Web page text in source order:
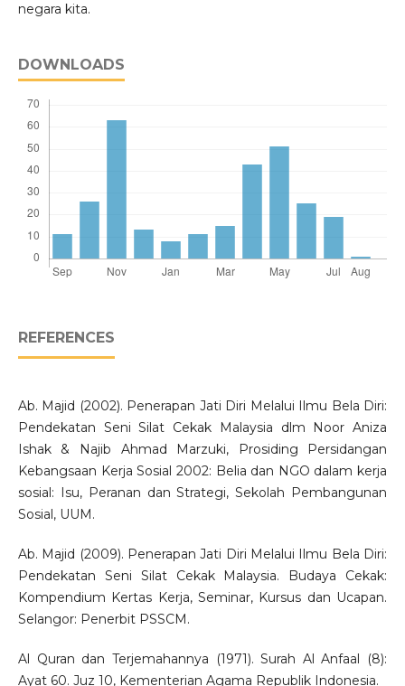
negara kita.
DOWNLOADS
REFERENCES
Ab. Majid (2002). Penerapan Jati Diri Melalui Ilmu Bela Diri:
Pendekatan Seni Silat Cekak Malaysia dlm Noor Aniza
Ishak & Najib Ahmad Marzuki, Prosiding Persidangan
Kebangsaan Kerja Sosial 2002: Belia dan NGO dalam kerja
sosial: Isu, Peranan dan Strategi, Sekolah Pembangunan
Sosial, UUM.
Ab. Majid (2009). Penerapan Jati Diri Melalui Ilmu Bela Diri:
Pendekatan Seni Silat Cekak Malaysia. Budaya Cekak:
Kompendium Kertas Kerja, Seminar, Kursus dan Ucapan.
Selangor: Penerbit PSSCM.
Al Quran dan Terjemahannya (1971). Surah Al Anfaal (8):
Ayat 60. Juz 10, Kementerian Agama Republik Indonesia.